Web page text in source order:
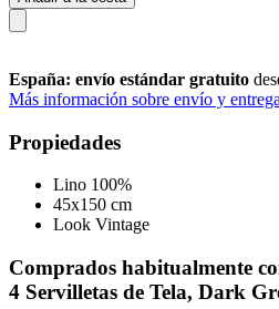
España: envío estándar gratuito
Más información sobre envío y entrega
Propiedades
Lino 100%
45x150 cm
Look Vintage
Comprados habitualmente
4 Servilletas de Tela, Dark